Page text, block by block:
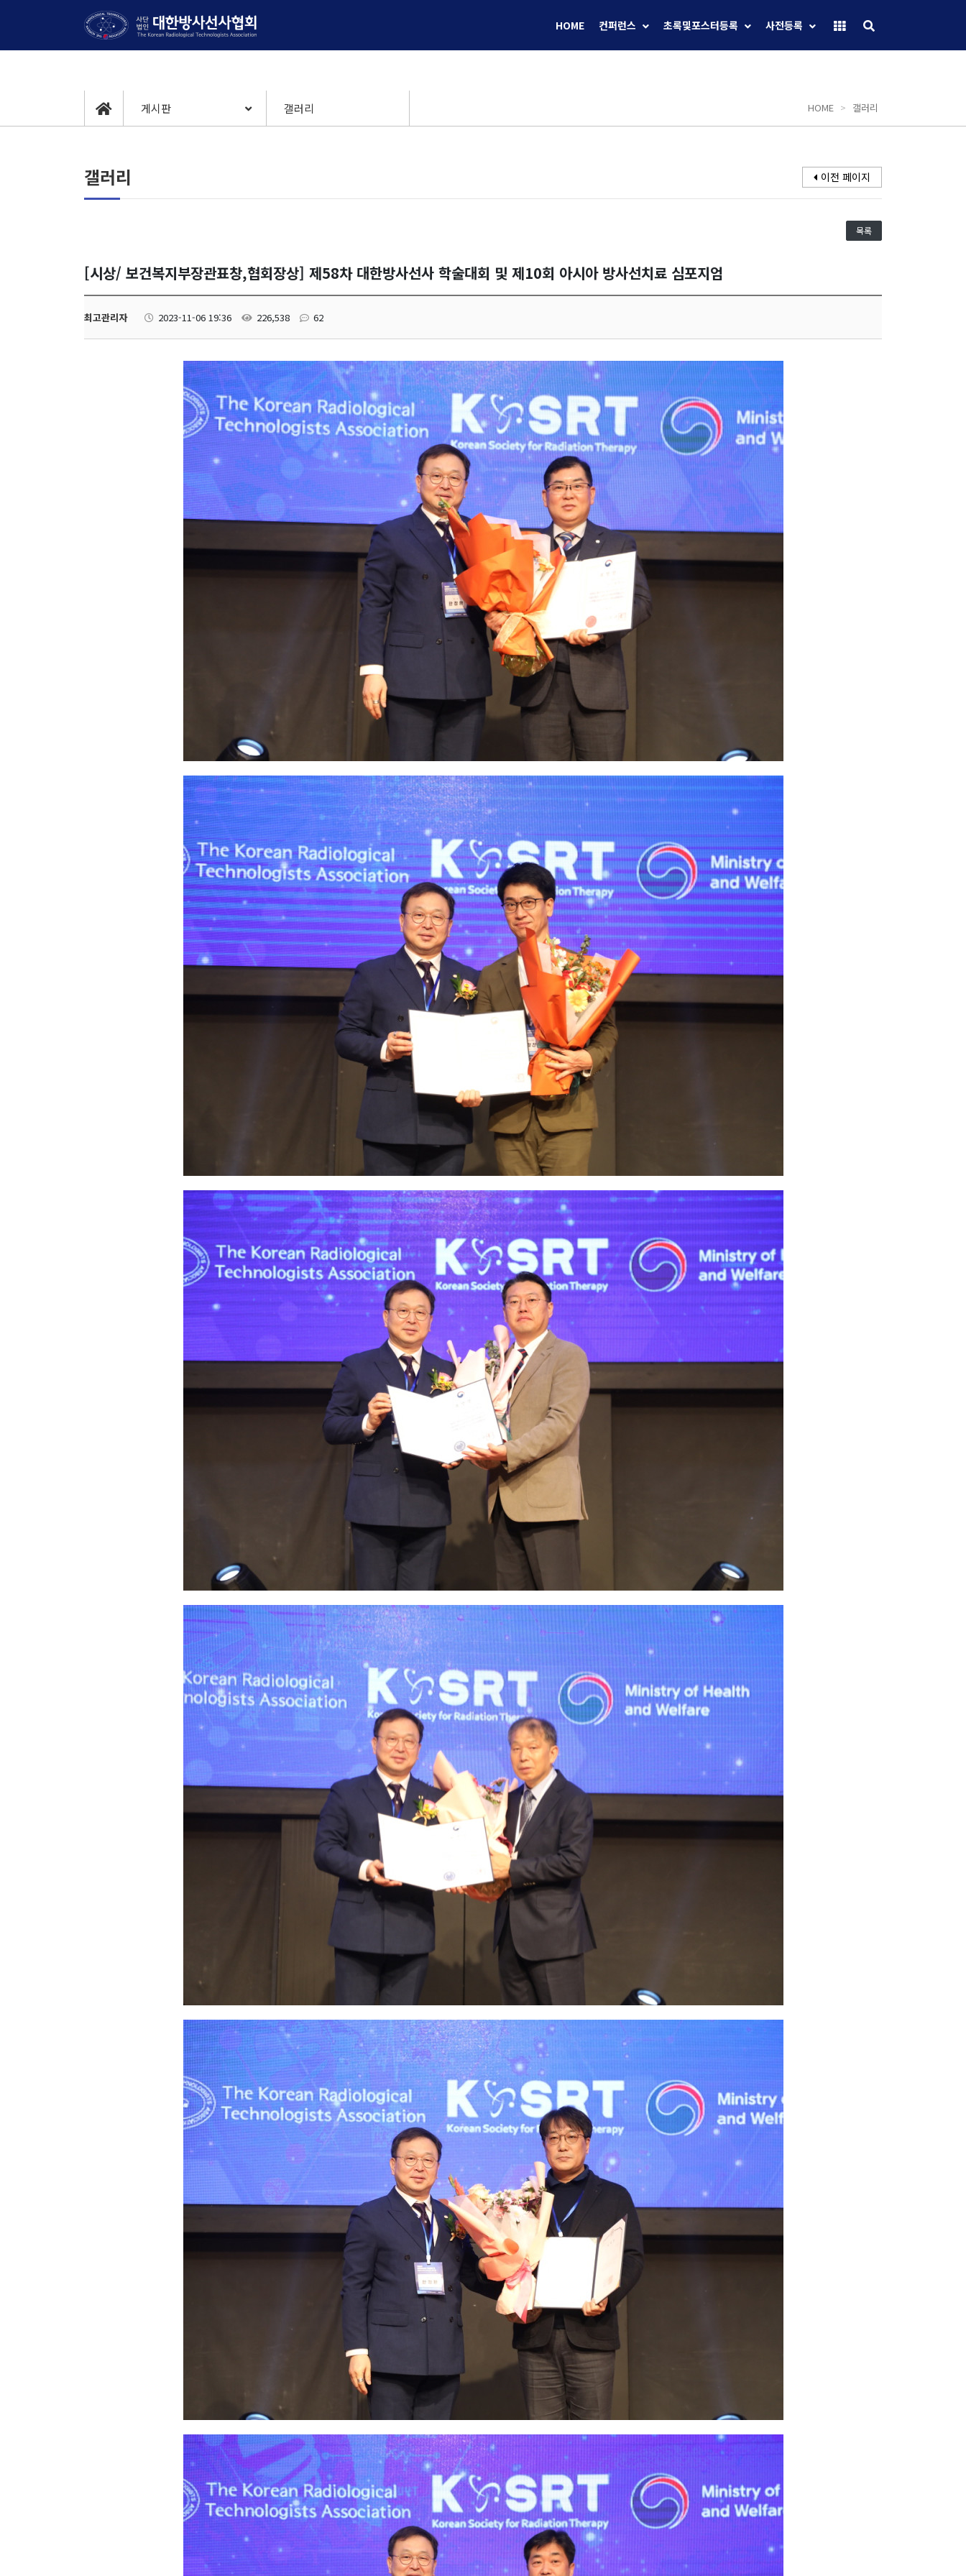
HOME 컨퍼런스 초록및포스터등록 사전등록
게시판 갤러리 HOME > 갤러리
갤러리 이전 페이지
목록
[시상/ 보건복지부장관표창,협회장상] 제58차 대한방사선사 학술대회 및 제10회 아시아 방사선치료 심포지엄
최고관리자 2023-11-06 19:36 226,538 62